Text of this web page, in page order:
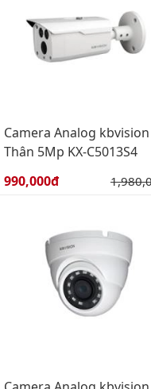
Camera Analog kbvision
Thân 5Mp KX-C5013S4
Giá bán:
990,000đ Giá